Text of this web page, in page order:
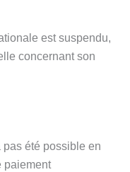
est suspendu,
concernant son
été possible en
paiement